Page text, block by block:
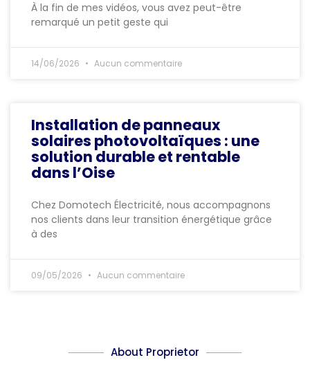
À la fin de mes vidéos, vous avez peut-être
remarqué un petit geste qui
14/06/2026 Aucun commentaire
Installation de panneaux
solaires photovoltaïques : une
solution durable et rentable
dans l’Oise
Chez Domotech Électricité, nous accompagnons
nos clients dans leur transition énergétique grâce
à des
09/05/2026 Aucun commentaire
About Proprietor